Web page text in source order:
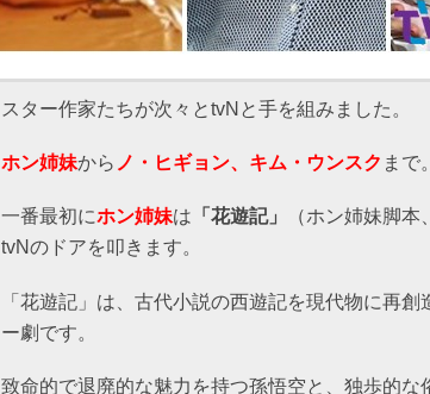
スター作家たちが次々とtvNと手を組みました。
ホン姉妹から ノ・ヒギョン、キム・ウンスク まで
一番最初にホン姉妹は 「花遊記」
（ホン姉妹脚
tvNのドアを叩きます。
「花遊記」は、古代小説の西遊記を現代物に再
ー劇です。
致命的で退廃的な魅力を持つ孫悟空と、独歩的な